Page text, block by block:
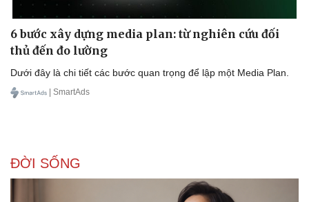
Ăn sạch sống khỏe
6 bước xây dựng media plan: từ nghiên cứu đối
thủ đến đo lường
Dưới đây là chi tiết các bước quan trọng để lập một Media Plan.
| SmartAds
ĐỜI SỐNG